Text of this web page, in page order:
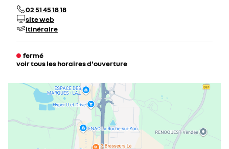
02 51 45 18 18
site web
itinéraire
fermé
voir tous les horaires d'ouverture
mardi
08:30 - 12:3014:00 - 19:00
mercredi
14:00 - 19:00
08:30 - 12:30
14:00 - 19:00
vendredi
08:30 - 12:30
14:00 - 19:00
samedi
09:00 - 12:30
14:00 - 19:00
dimanche
fermé